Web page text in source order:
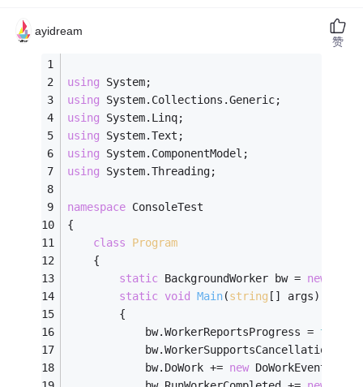
ayidream
using System;
using System.Collections.Generic;
using System.Linq;
using System.Text;
using System.ComponentModel;
using System.Threading;
namespace ConsoleTest
{
class
Program
    {
static BackgroundWorker bw = new
static void Main(string [] args)
        {
            bw.WorkerReportsProgress =
true
            bw.WorkerSupportsCancellation =
            bw.DoWork +=
new
赞